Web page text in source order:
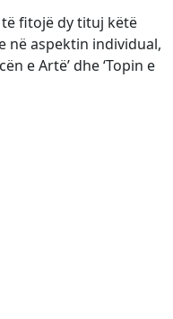
fitojë dy tituj këtë
në aspektin individual,
e Artë’ dhe ‘Topin e